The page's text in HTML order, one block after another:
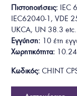
Πιστοποιήσεις: IEC
IEC62040-1, VDE
UKCA, UN 38.3etc.
Εγγύηση: 10 έτη
Χωρητικότητα:
Κωδικός: CHINT